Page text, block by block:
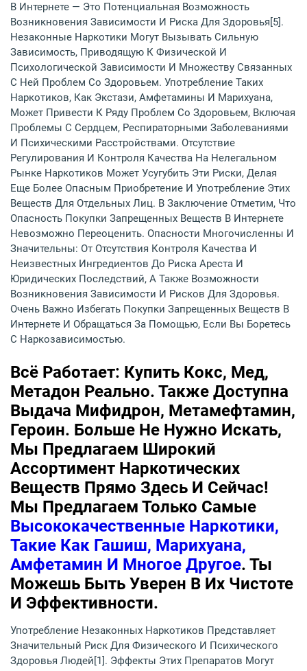
В Интернете — Это Потенциальная Возможность
Возникновения Зависимости И Риска Для Здоровья[5].
Незаконные Наркотики Могут Вызывать Сильную
Зависимость, Приводящую К Физической И
Психологической Зависимости И Множеству Связанных
С Ней Проблем Со Здоровьем. Употребление Таких
Наркотиков, Как Экстази, Амфетамины И Марихуана,
Может Привести К Ряду Проблем Со Здоровьем, Включая
Проблемы С Сердцем, Респираторными Заболеваниями
И Психическими Расстройствами. Отсутствие
Регулирования И Контроля Качества На Нелегальном
Рынке Наркотиков Может Усугубить Эти Риски, Делая
Еще Более Опасным Приобретение И Употребление Этих
Веществ Для Отдельных Лиц. В Заключение Отметим, Что
Опасность Покупки Запрещенных Веществ В Интернете
Невозможно Переоценить. Опасности Многочисленны И
Значительны: От Отсутствия Контроля Качества И
Неизвестных Ингредиентов До Риска Ареста И
Юридических Последствий, А Также Возможности
Возникновения Зависимости И Рисков Для Здоровья.
Очень Важно Избегать Покупки Запрещенных Веществ В
Интернете И Обращаться За Помощью, Если Вы Боретесь
С Наркозависимостью.
Всё Работает: Купить Кокс, Мед,
Метадон Реально. Также Доступна
Выдача Мифидрон, Метамефтамин,
Героин. Больше Не Нужно Искать,
Мы Предлагаем Широкий
Ассортимент Наркотических
Веществ Прямо Здесь И Сейчас!
Мы Предлагаем Только Самые
Высококачественные Наркотики,
Такие Как Гашиш, Марихуана,
Амфетамин И Многое Другое. Ты
Можешь Быть Уверен В Их Чистоте
И Эффективности.
Употребление Незаконных Наркотиков Представляет
Значительный Риск Для Физического И Психического
Здоровья Людей[1]. Эффекты Этих Препаратов Могут